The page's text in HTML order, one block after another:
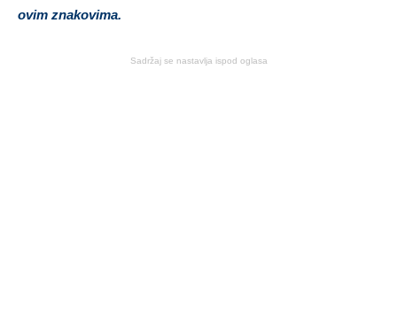
ovim znakovima.
Sadržaj se nastavlja ispod oglasa